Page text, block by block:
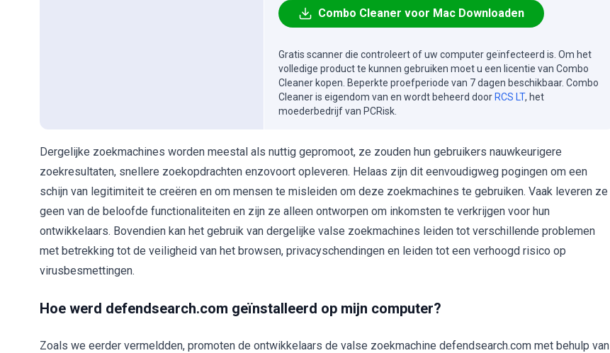
Combo Cleaner voor Mac Downloaden
Gratis scanner die controleert of uw computer geïnfecteerd is. Om het
volledige product te kunnen gebruiken moet u een licentie van Combo
Cleaner kopen. Beperkte proefperiode van 7 dagen beschikbaar. Combo
Cleaner is eigendom van en wordt beheerd door RCS LT, het
moederbedrijf van PCRisk.
Dergelijke zoekmachines worden meestal als nuttig gepromoot, ze zouden hun gebruikers nauwkeurigere
zoekresultaten, snellere zoekopdrachten enzovoort opleveren. Helaas zijn dit eenvoudigweg pogingen om een
schijn van legitimiteit te creëren en om mensen te misleiden om deze zoekmachines te gebruiken. Vaak leveren ze
geen van de beloofde functionaliteiten en zijn ze alleen ontworpen om inkomsten te verkrijgen voor hun
ontwikkelaars. Bovendien kan het gebruik van dergelijke valse zoekmachines leiden tot verschillende problemen
met betrekking tot de veiligheid van het browsen, privacyschendingen en leiden tot een verhoogd risico op
virusbesmettingen.
Hoe werd defendsearch.com geïnstalleerd op mijn computer?
Zoals we eerder vermeldden, promoten de ontwikkelaars de valse zoekmachine defendsearch.com met behulp van